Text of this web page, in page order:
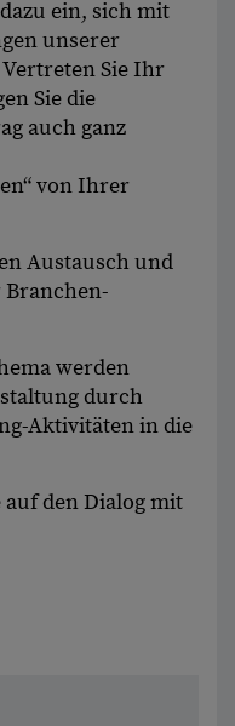
ein, sich mit
unserer
Sie Ihr
Sie die
auch ganz
von Ihrer
Austausch und
werden
durch
Aktivitäten in die
den Dialog mit